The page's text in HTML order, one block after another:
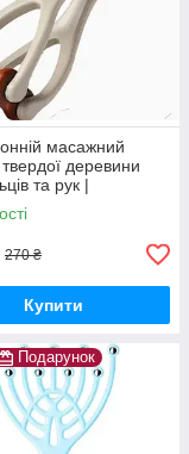
масажний
твердої деревини
та рук |
ручний масажер
270 ₴
Купити
Подарунок